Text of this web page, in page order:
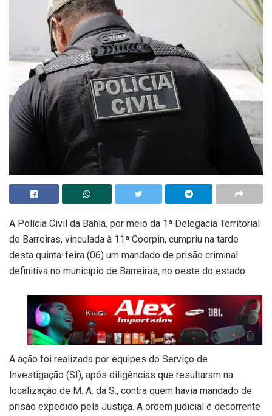
A Polícia Civil da Bahia, por meio da 1ª Delegacia Territorial
de Barreiras, vinculada à 11ª Coorpin, cumpriu na tarde
desta quinta-feira (06) um mandado de prisão criminal
definitiva no município de Barreiras, no oeste do estado.
A ação foi realizada por equipes do Serviço de
Investigação (SI), após diligências que resultaram na
localização de M. A. da S., contra quem havia mandado de
prisão expedido pela Justiça. A ordem judicial é decorrente